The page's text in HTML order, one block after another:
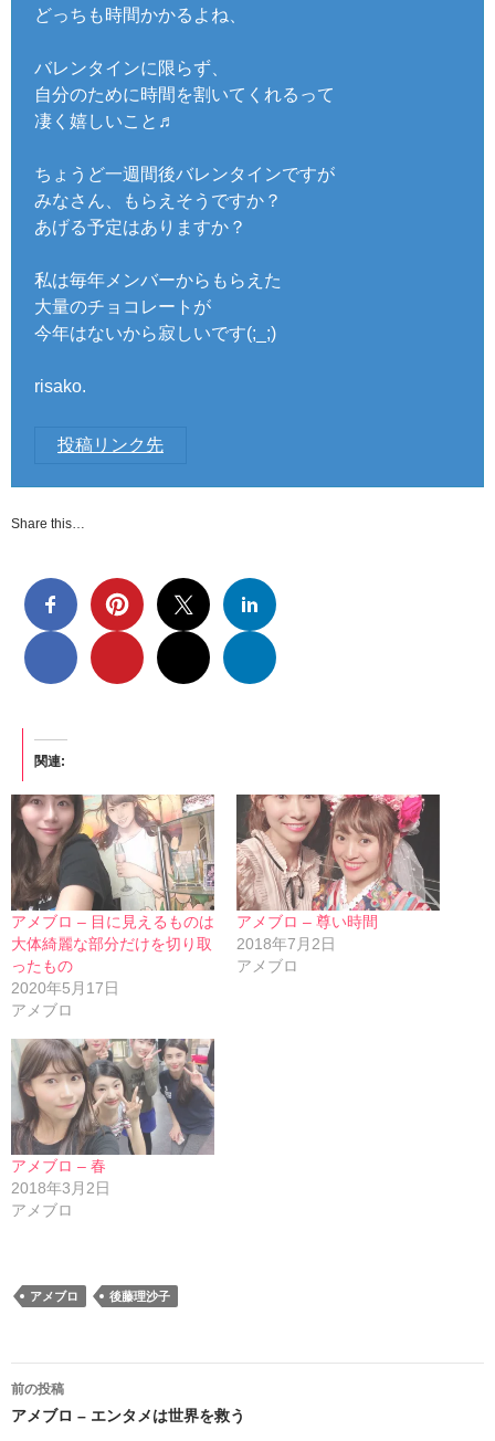
どっちも時間かかるよね、
バレンタインに限らず、
自分のために時間を割いてくれるって
凄く嬉しいこと♬
ちょうど一週間後バレンタインですが
みなさん、もらえそうですか？
あげる予定はありますか？
私は毎年メンバーからもらえた
大量のチョコレートが
今年はないから寂しいです(;_;)
risako.
投稿リンク先
Share this…
関連
アメブロ – 目に見えるものは
大体綺麗な部分だけを切り取
ったもの
2020年5月17日
アメブロ
アメブロ – 尊い時間
2018年7月2日
アメブロ
アメブロ – 春
2018年3月2日
アメブロ
アメブロ 後藤理沙子
投
稿
前の投稿
アメブロ – エンタメは世界を救う